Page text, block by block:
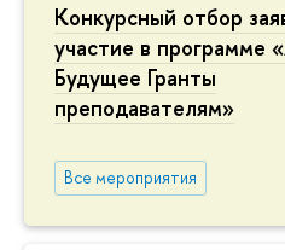
Конкурсный отбор
участие в программе
Будущее Гранты
преподавателям»
Все мероприятия